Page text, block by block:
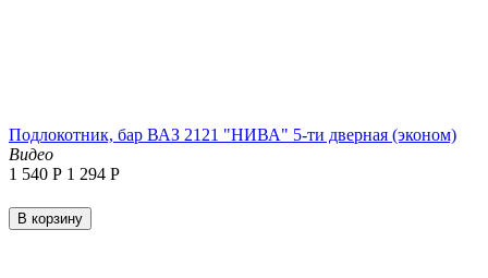
Подлокотник, бар ВАЗ 2121 "НИВА" 5-ти дверная (эконом)
Видео
1 540 Р 1 294 Р
В корзину